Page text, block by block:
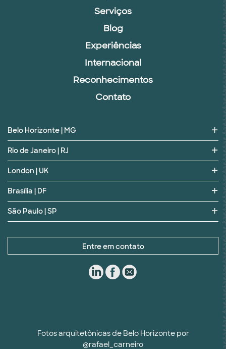
Serviços
Blog
Experiências
Internacional
Reconhecimentos
Contato
Belo Horizonte | MG
Rio de Janeiro | RJ
London | UK
Brasília | DF
São Paulo | SP
Entre em contato
Fotos arquitetônicas de Belo Horizonte por
@rafael_carneiro